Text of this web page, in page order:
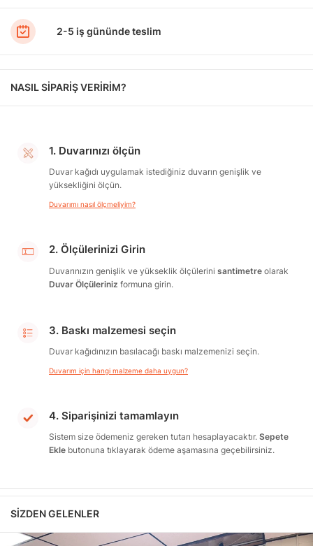
2-5 iş gününde teslim
NASIL SİPARİŞ VERİRİM?
1. Duvarınızı ölçün
Duvar kağıdı uygulamak istediğiniz duvarın genişlik ve
yüksekliğini ölçün.
Duvarımı nasıl ölçmeliyim?
2. Ölçülerinizi Girin
Duvarınızın genişlik ve yükseklik ölçülerini santimetre olarak
Duvar Ölçüleriniz formuna girin.
3. Baskı malzemesi seçin
Duvar kağıdınızın basılacağı baskı malzemenizi seçin.
Duvarım için hangi malzeme daha uygun?
4. Siparişinizi tamamlayın
Sistem size ödemeniz gereken tutarı hesaplayacaktır. Sepete
Ekle butonuna tıklayarak ödeme aşamasına geçebilirsiniz.
SIZDEN GELENLER